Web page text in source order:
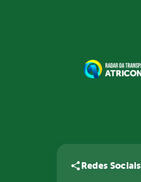
Redes Sociais